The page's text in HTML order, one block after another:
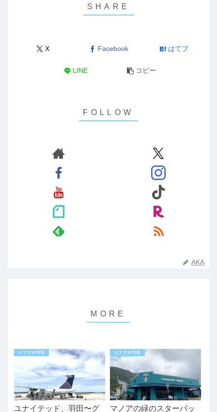
X Facebook はてブ
LINE コピー
AKA
おすすめ情報
ユナイテッド、羽田〜グ
おすすめ情報
マノアの緑のスターバッ